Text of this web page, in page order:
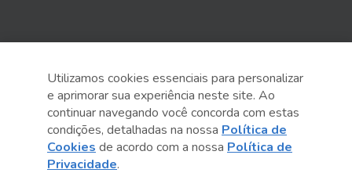
Serviço Social do Comércio
Administração Regional no Estado de São Paulo
Sesc São Paulo por aí:
Utilizamos cookies essenciais para personalizar
e aprimorar sua experiência neste site. Ao
continuar navegando você concorda com estas
condições, detalhadas na nossa Política de
Cookies de acordo com a nossa Política de
Privacidade.